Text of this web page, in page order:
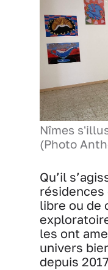
Nîmes
(Photo
Qu’il
résidences
libre ou de
les ont
univers
depuis